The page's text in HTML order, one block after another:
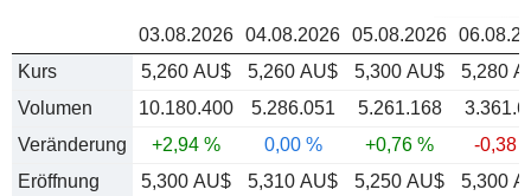
03.08.2026 04.08.2026 05.08.2026
Kurs
5,260 AU$ 5,260 AU$ 5,300 AU$
5,280
Volumen
10.180.400 5.286.051 5.261.168
Veränderung
+2,94 % 0,00 % +0,76 %
-0,38
Eröffnung
5,300 AU$ 5,310 AU$ 5,250 AU$
5,300